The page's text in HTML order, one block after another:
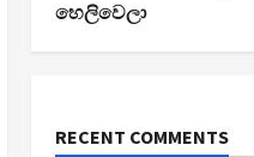
හෙලිවෙලා
RECENT COMMENTS